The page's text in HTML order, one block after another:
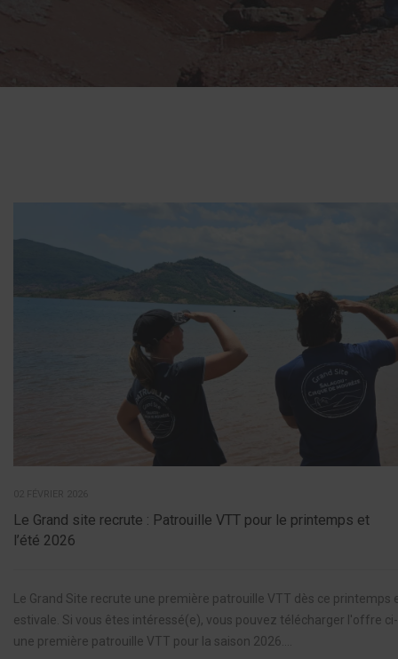
Le Grand site recrute : Patrouille VTT pour le printemps et
l’été 2026
Le Grand Site recrute une première patrouille VTT dès ce printemps
estivale. Si vous êtes intéressé(e), vous pouvez télécharger l'offre
une première patrouille VTT pour la saison 2026....